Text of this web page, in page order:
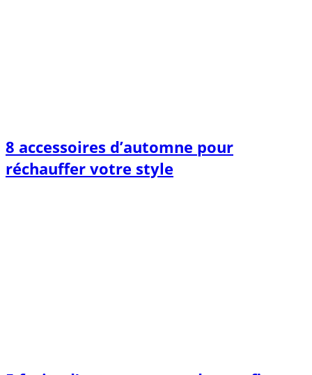
8 accessoires d’automne pour
réchauffer votre style